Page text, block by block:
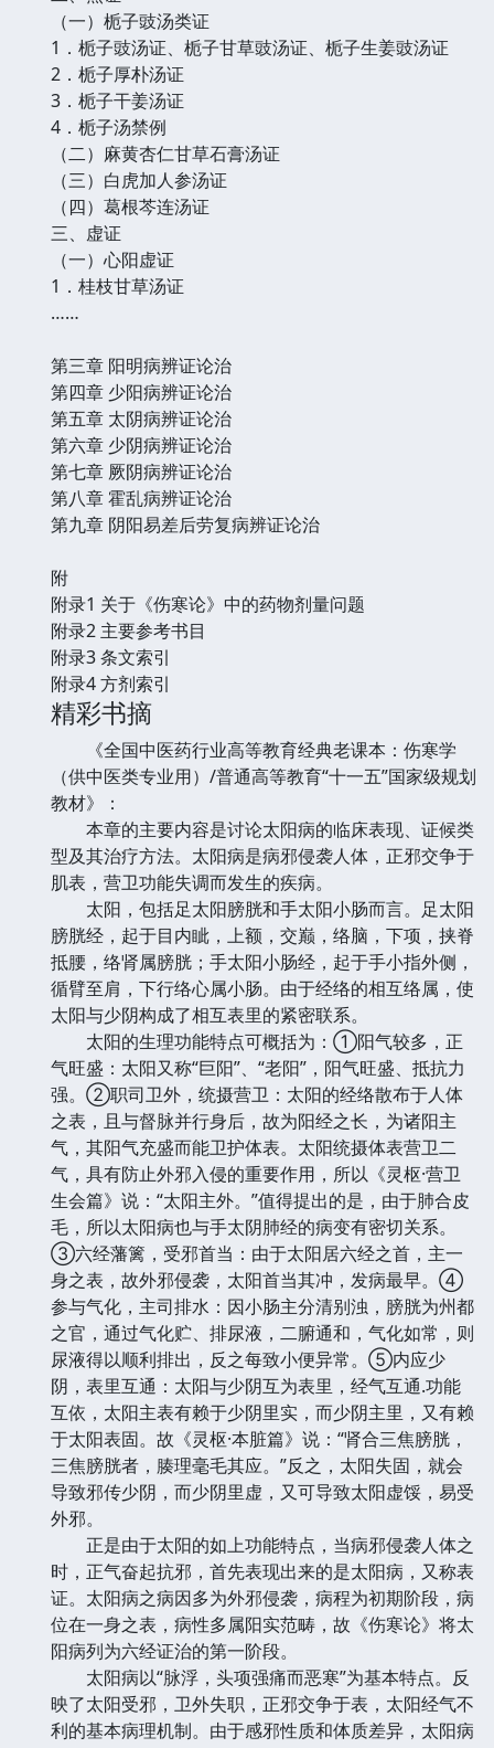
（一）栀子豉汤类证
1．栀子豉汤证、栀子甘草豉汤证、栀子生姜豉汤证
2．栀子厚朴汤证
3．栀子干姜汤证
4．栀子汤禁例
（二）麻黄杏仁甘草石膏汤证
（三）白虎加人参汤证
（四）葛根芩连汤证
三、虚证
（一）心阳虚证
1．桂枝甘草汤证
……
第三章 阳明病辨证论治
第四章 少阳病辨证论治
第五章 太阴病辨证论治
第六章 少阴病辨证论治
第七章 厥阴病辨证论治
第八章 霍乱病辨证论治
第九章 阴阳易差后劳复病辨证论治
附
附录1 关于《伤寒论》中的药物剂量问题
附录2 主要参考书目
附录3 条文索引
附录4 方剂索引
精彩书摘
《全国中医药行业高等教育经典老课本：伤寒学
（供中医类专业用）/普通高等教育“十一五”国家级规划
教材》：
本章的主要内容是讨论太阳病的临床表现、证候类
型及其治疗方法。太阳病是病邪侵袭人体，正邪交争于
肌表，营卫功能失调而发生的疾病。
太阳，包括足太阳膀胱和手太阳小肠而言。足太阳
膀胱经，起于目内眦，上额，交巅，络脑，下项，挟脊
抵腰，络肾属膀胱；手太阳小肠经，起于手小指外侧，
循臂至肩，下行络心属小肠。由于经络的相互络属，使
太阳与少阴构成了相互表里的紧密联系。
太阳的生理功能特点可概括为：①阳气较多，正
气旺盛：太阳又称“巨阳”、“老阳”，阳气旺盛、抵抗力
强。②职司卫外，统摄营卫：太阳的经络散布于人体
之表，且与督脉并行身后，故为阳经之长，为诸阳主
气，其阳气充盛而能卫护体表。太阳统摄体表营卫二
气，具有防止外邪入侵的重要作用，所以《灵枢·营卫
生会篇》说：“太阳主外。”值得提出的是，由于肺合皮
毛，所以太阳病也与手太阴肺经的病变有密切关系。
③六经藩篱，受邪首当：由于太阳居六经之首，主一
身之表，故外邪侵袭，太阳首当其冲，发病最早。④
参与气化，主司排水：因小肠主分清别浊，膀胱为州都
之官，通过气化贮、排尿液，二腑通和，气化如常，则
尿液得以顺利排出，反之每致小便异常。⑤内应少
阴，表里互通：太阳与少阴互为表里，经气互通.功能
互依，太阳主表有赖于少阴里实，而少阴主里，又有赖
于太阳表固。故《灵枢·本脏篇》说：“肾合三焦膀胱，
三焦膀胱者，腠理毫毛其应。”反之，太阳失固，就会
导致邪传少阴，而少阴里虚，又可导致太阳虚馁，易受
外邪。
正是由于太阳的如上功能特点，当病邪侵袭人体之
时，正气奋起抗邪，首先表现出来的是太阳病，又称表
证。太阳病之病因多为外邪侵袭，病程为初期阶段，病
位在一身之表，病性多属阳实范畴，故《伤寒论》将太
阳病列为六经证治的第一阶段。
太阳病以“脉浮，头项强痛而恶寒”为基本特点。反
映了太阳受邪，卫外失职，正邪交争于表，太阳经气不
利的基本病理机制。由于感邪性质和体质差异，太阳病